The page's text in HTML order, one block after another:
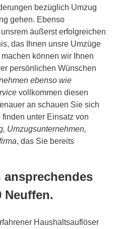
bezüglich Umzug
gehen. Ebenso
äußerst erfolgreichen
das Ihnen unsre Umzüge
können wir Ihnen
persönlichen Wünschen
ebenso wie
vollkommen diesen
an schauen Sie sich
unter Einsatz von
Umzugsunternehmen,
, das Sie bereits
Neuffen.
Haushaltsauflöser